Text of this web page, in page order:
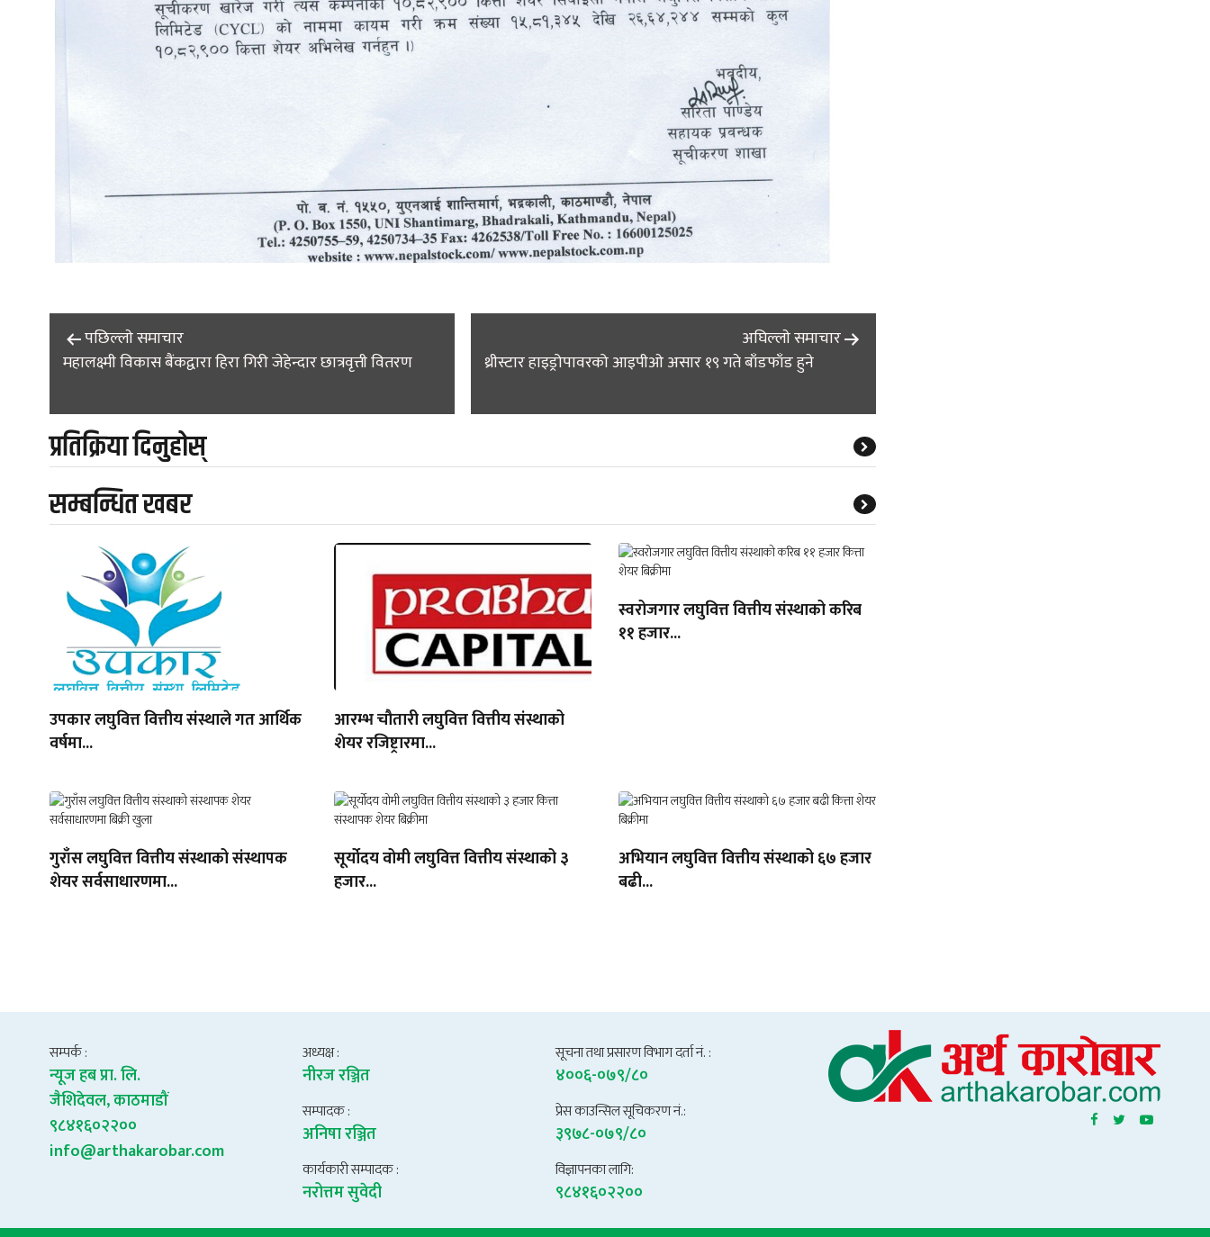
Postपछिल्लाे समाचार
महालक्ष्मी विकास बैंकद्वारा हिरा गिरी जेहेन्दार छात्रवृत्ती वितरण
अघिल्लाे समाचार
थ्रीस्टार हाइड्रोपावरको आइपीओ असार १९ गते बाँडफाँड हुने
प्रतिक्रिया दिनुहोस्
सम्बन्धित खबर
उपकार लघुवित्त वित्तीय संस्थाले गत आर्थिक
वर्षमा...
आरम्भ चौतारी लघुवित्त वित्तीय संस्थाको
शेयर रजिष्ट्रारमा...
स्वरोजगार लघुवित्त वित्तीय संस्थाको करिब
११ हजार...
गुराँस लघुवित्त वित्तीय संस्थाको संस्थापक
शेयर सर्वसाधारणमा...
सूर्योदय वोमी लघुवित्त वित्तीय संस्थाको ३
हजार...
अभियान लघुवित्त वित्तीय संस्थाको ६७ हजार
बढी...
सम्पर्क :
न्यूज हब प्रा. लि.
जैशिदेवल, काठमाडौं
९८४१६०२२००
info@arthakarobar.com
अध्यक्ष :
नीरज रञ्जित
सम्पादक :
अनिषा रञ्जित
कार्यकारी सम्पादक :
नरोत्तम सुवेदी
सूचना तथा प्रसारण विभाग दर्ता नं. :
४००६-०७९/८०
प्रेस काउन्सिल सूचिकरण नं.:
३९७८-०७९/८०
विज्ञापनका लागि:
९८४१६०२२००